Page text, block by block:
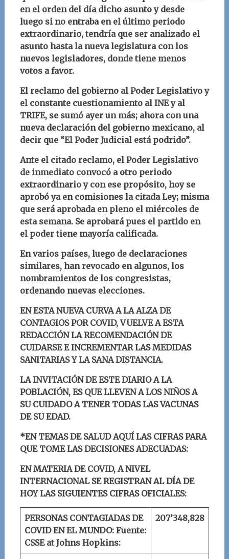
en el orden del día dicho asunto y desde
luego si no entraba en el último periodo
extraordinario, tendría que ser analizado el
asunto hasta la nueva legislatura con los
nuevos legisladores, donde tiene menos
votos a favor.
El reclamo del gobierno al Poder Legislativo y
el constante cuestionamiento al INE y al
TRIFE, se sumó ayer un más; ahora con una
nueva declaración del gobierno mexicano, al
decir que “El Poder Judicial está podrido”.
Ante el citado reclamo, el Poder Legislativo
de inmediato convocó a otro periodo
extraordinario y con ese propósito, hoy se
aprobó ya en comisiones la citada Ley; misma
que será aprobada en pleno el miércoles de
esta semana. Se aprobará pues el partido en
el poder tiene mayoría calificada.
En varios países, luego de declaraciones
similares, han revocado en algunos, los
nombramientos de los congresistas,
ordenando nuevas elecciones.
EN ESTA NUEVA CURVA A LA ALZA DE
CONTAGIOS POR COVID, VUELVE A ESTA
REDACCIÓN LA RECOMENDACIÓN DE
CUIDARSE E INCREMENTAR LAS MEDIDAS
SANITARIAS Y LA SANA DISTANCIA.
LA INVITACIÓN DE ESTE DIARIO A LA
POBLACIÓN, ES QUE LLEVEN A LOS NIÑOS A
SU CUIDADO A TENER TODAS LAS VACUNAS
DE SU EDAD.
*EN TEMAS DE SALUD AQUÍ LAS CIFRAS PARA
QUE TOME LAS DECISIONES ADECUADAS:
EN MATERIA DE COVID, A NIVEL
INTERNACIONAL SE REGISTRAN AL DÍA DE
HOY LAS SIGUIENTES CIFRAS OFICIALES:
PERSONAS CONTAGIADAS DE
COVID EN EL MUNDO: Fuente:
CSSE at Johns Hopkins:
207’348,828